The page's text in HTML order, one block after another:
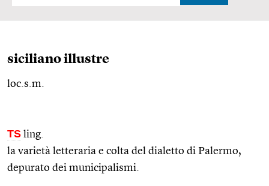
siciliano illustre
loc.s.m.
TS ling.
la varietà letteraria e colta del dialetto di Palermo,
depurato dei municipalismi.